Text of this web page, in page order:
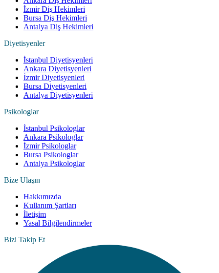
İzmir Diş Hekimleri
Bursa Diş Hekimleri
Antalya Diş Hekimleri
Diyetisyenler
İstanbul Diyetisyenleri
Ankara Diyetisyenleri
İzmir Diyetisyenleri
Bursa Diyetisyenleri
Antalya Diyetisyenleri
Psikologlar
İstanbul Psikologlar
Ankara Psikologlar
İzmir Psikologlar
Bursa Psikologlar
Antalya Psikologlar
Bize Ulaşın
Hakkımızda
Kullanım Şartları
İletişim
Yasal Bilgilendirmeler
Bizi Takip Et